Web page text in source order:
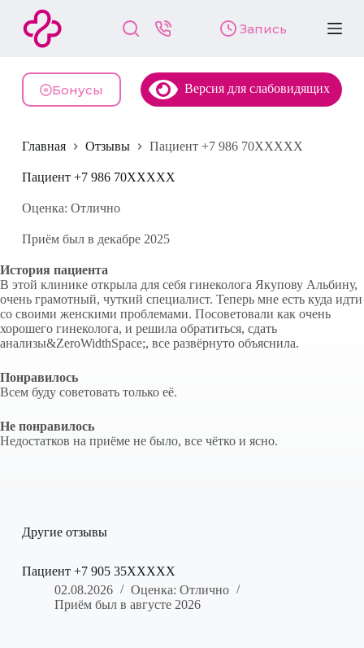
й
и
у
и
Запись
Бонусы Версия для слабовидящих
Главная Отзывы Пациент +7 986 70XXXXX
Пациент +7 986 70XXXXX
Оценка: Отлично
Приём был в декабре 2025
История пациента
В этой клинике открыла для себя гинеколога Якупову Альбину,
очень грамотный, чуткий специалист. Теперь мне есть куда идти
со своими женскими проблемами. Посоветовали как очень
хорошего гинеколога, и решила обратиться, сдать
анализы&ZeroWidthSpace;, все развёрнуто объяснила.
Понравилось
Всем буду советовать только её.
Не понравилось
Недостатков на приёме не было, все чётко и ясно.
Другие отзывы
Пациент +7 905 35XXXXX
02.08.2026
Оценка: Отлично
Приём был в августе 2026